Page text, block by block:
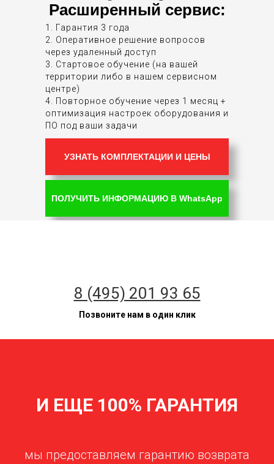
1. Гарантия 3 года
2. Оперативное решение вопросов
через удаленный доступ
3. Стартовое обучение (на вашей
территории либо в нашем сервисном
центре)
4. Повторное обучение через 1 месяц +
оптимизация настроек оборудования и
ПО под ваши задачи
Расширенный сервис:
УЗНАТЬ КОМПЛЕКТАЦИИ И ЦЕНЫ
ПОЛУЧИТЬ ИНФОРМАЦИЮ В WhatsApp
8 (495) 201 93 65
Позвоните нам в один клик
И ЕЩЕ 100% ГАРАНТИЯ
мы предоставляем гарантию возврата